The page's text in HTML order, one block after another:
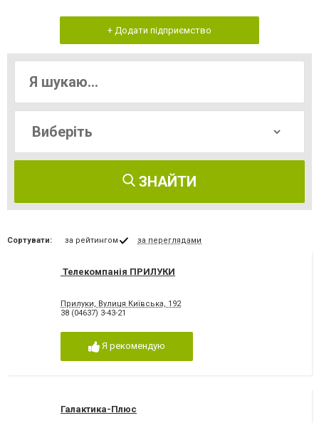
+ Додати підприємство
ЗНАЙТИ
Сортувати: за рейтингом за переглядами
Телекомпанія ПРИЛУКИ
Прилуки, Вулиця Київська, 192
38 (04637) 3-43-21
Я рекомендую
Галактика-Плюс